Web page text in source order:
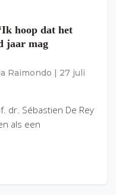
hoop dat het
jaar mag
Raimondo
27 juli
dr. Sébastien De Rey
als een